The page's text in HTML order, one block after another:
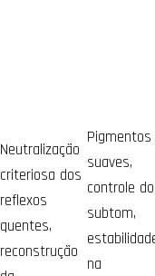
Neutralização
criteriosa dos
reflexos
quentes,
reconstrução
Pigmentos
suaves,
controle do
subtom,
na